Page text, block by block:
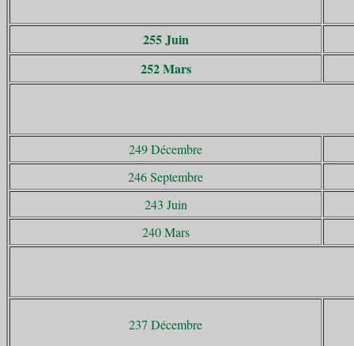
255 Juin
252 Mars
249 Décembre
246 Septembre
243 Juin
240 Mars
237 Décembre